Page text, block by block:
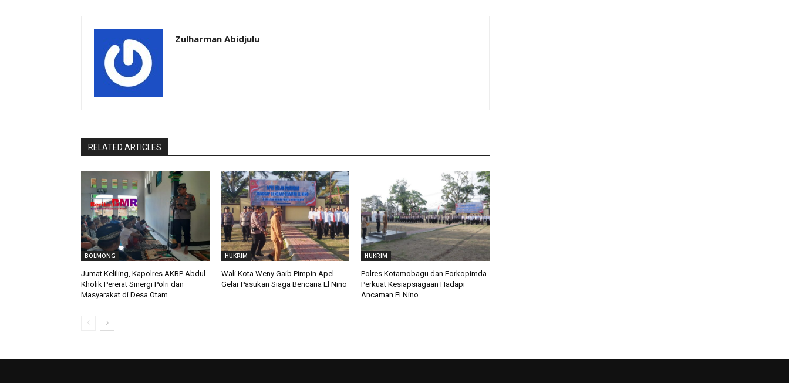
Zulharman Abidjulu
RELATED ARTICLES
BOLMONG
Jumat Keliling, Kapolres AKBP Abdul
Kholik Pererat Sinergi Polri dan
Masyarakat di Desa Otam
HUKRIM
Wali Kota Weny Gaib Pimpin Apel
Gelar Pasukan Siaga Bencana El Nino
HUKRIM
Polres Kotamobagu dan Forkopimda
Perkuat Kesiapsiagaan Hadapi
Ancaman El Nino